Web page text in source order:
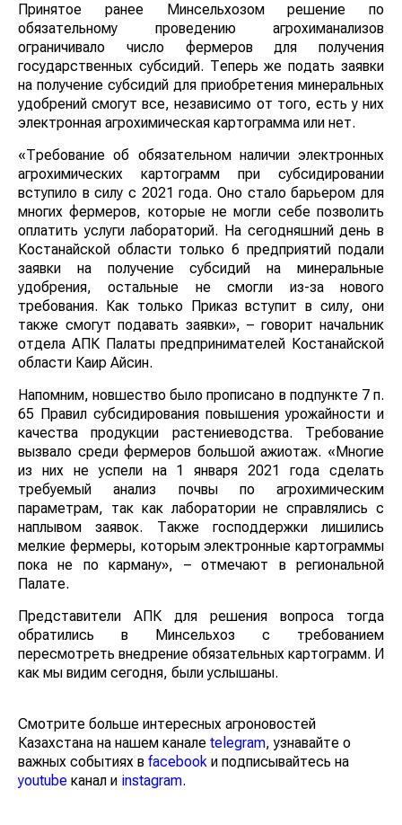
Принятое ранее Минсельхозом решение по
обязательному проведению агрохиманализов
ограничивало число фермеров для получения
государственных субсидий. Теперь же подать заявки
на получение субсидий для приобретения минеральных
удобрений смогут все, независимо от того, есть у них
электронная агрохимическая картограмма или нет.
«Требование об обязательном наличии электронных
агрохимических картограмм при субсидировании
вступило в силу с 2021 года. Оно стало барьером для
многих фермеров, которые не могли себе позволить
оплатить услуги лабораторий. На сегодняшний день в
Костанайской области только 6 предприятий подали
заявки на получение субсидий на минеральные
удобрения, остальные не смогли из-за нового
требования. Как только Приказ вступит в силу, они
также смогут подавать заявки», – говорит начальник
отдела АПК Палаты предпринимателей Костанайской
области Каир Айсин.
Напомним, новшество было прописано в подпункте 7 п.
65 Правил субсидирования повышения урожайности и
качества продукции растениеводства. Требование
вызвало среди фермеров большой ажиотаж. «Многие
из них не успели на 1 января 2021 года сделать
требуемый анализ почвы по агрохимическим
параметрам, так как лаборатории не справлялись с
наплывом заявок. Также господдержки лишились
мелкие фермеры, которым электронные картограммы
пока не по карману», – отмечают в региональной
Палате.
Представители АПК для решения вопроса тогда
обратились в Минсельхоз с требованием
пересмотреть внедрение обязательных картограмм. И
как мы видим сегодня, были услышаны.
Смотрите больше интересных агроновостей
Казахстана на нашем канале telegram, узнавайте о
важных событиях в facebook и подписывайтесь на
youtube канал и instagram.